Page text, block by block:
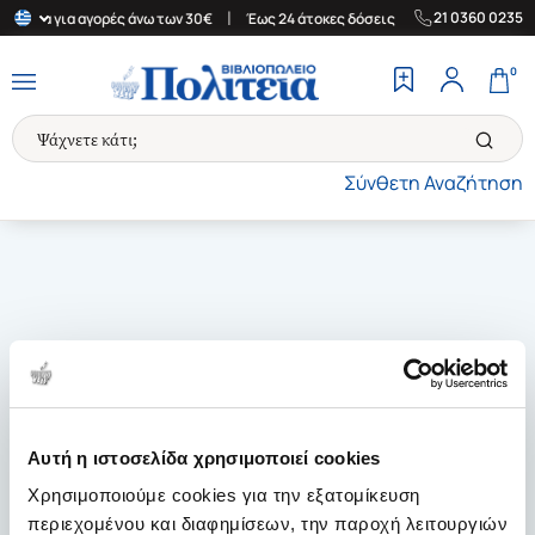
Αυτή η ιστοσελίδα χρησιμοποιεί cookies
Χρησιμοποιούμε cookies για την εξατομίκευση
περιεχομένου και διαφημίσεων, την παροχή λειτουργιών
για αγορές άνω των 30€ Έως 24 άτοκες δόσεις | Δωρεάν
21 0360 0235
Σύνθετη Αναζήτηση
0